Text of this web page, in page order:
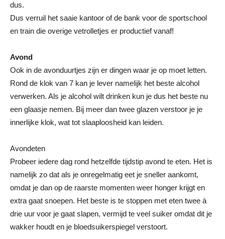
dus.
Dus verruil het saaie kantoor of de bank voor de sportschool
en train die overige vetrolletjes er productief vanaf!
Avond
Ook in de avonduurtjes zijn er dingen waar je op moet letten.
Rond de klok van 7 kan je lever namelijk het beste alcohol
verwerken. Als je alcohol wilt drinken kun je dus het beste nu
een glaasje nemen. Bij meer dan twee glazen verstoor je je
innerlijke klok, wat tot slaaploosheid kan leiden.
Avondeten
Probeer iedere dag rond hetzelfde tijdstip avond te eten. Het is
namelijk zo dat als je onregelmatig eet je sneller aankomt,
omdat je dan op de raarste momenten weer honger krijgt en
extra gaat snoepen. Het beste is te stoppen met eten twee à
drie uur voor je gaat slapen, vermijd te veel suiker omdat dit je
wakker houdt en je bloedsuikerspiegel verstoort.